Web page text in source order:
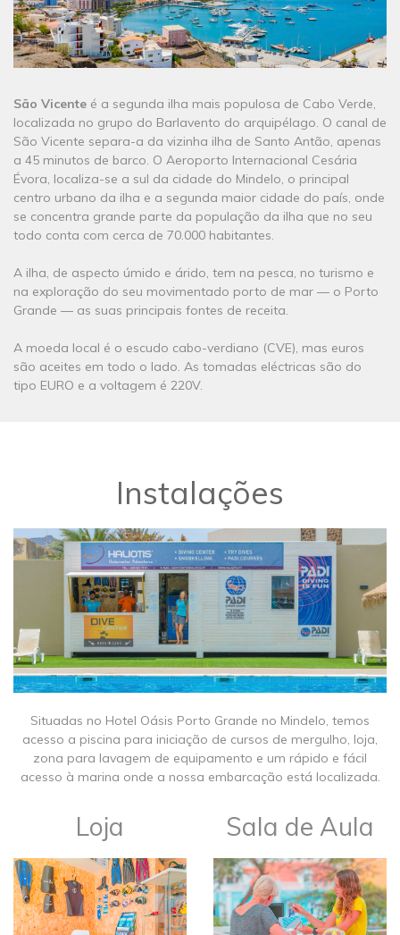
São Vicente é a segunda ilha mais populosa de Cabo Verde,
localizada no grupo do Barlavento do arquipélago. O canal de
São Vicente separa-a da vizinha ilha de Santo Antão, apenas
a 45 minutos de barco. O Aeroporto Internacional Cesária
Évora, localiza-se a sul da cidade do Mindelo, o principal
centro urbano da ilha e a segunda maior cidade do país, onde
se concentra grande parte da população da ilha que no seu
todo conta com cerca de 70.000 habitantes.
A ilha, de aspecto úmido e árido, tem na pesca, no turismo e
na exploração do seu movimentado porto de mar ― o Porto
Grande ― as suas principais fontes de receita.
A moeda local é o escudo cabo-verdiano (CVE), mas euros
são aceites em todo o lado. As tomadas eléctricas são do
tipo EURO e a voltagem é 220V.
Instalações
​​Situadas no Hotel Oásis Porto Grande no Mindelo, temos
acesso a piscina para iniciação de cursos de mergulho, loja,
zona para lavagem de equipamento e um rápido e fácil
acesso à marina onde a nossa embarcação está localizada.
​Loja ​Sala de Aula